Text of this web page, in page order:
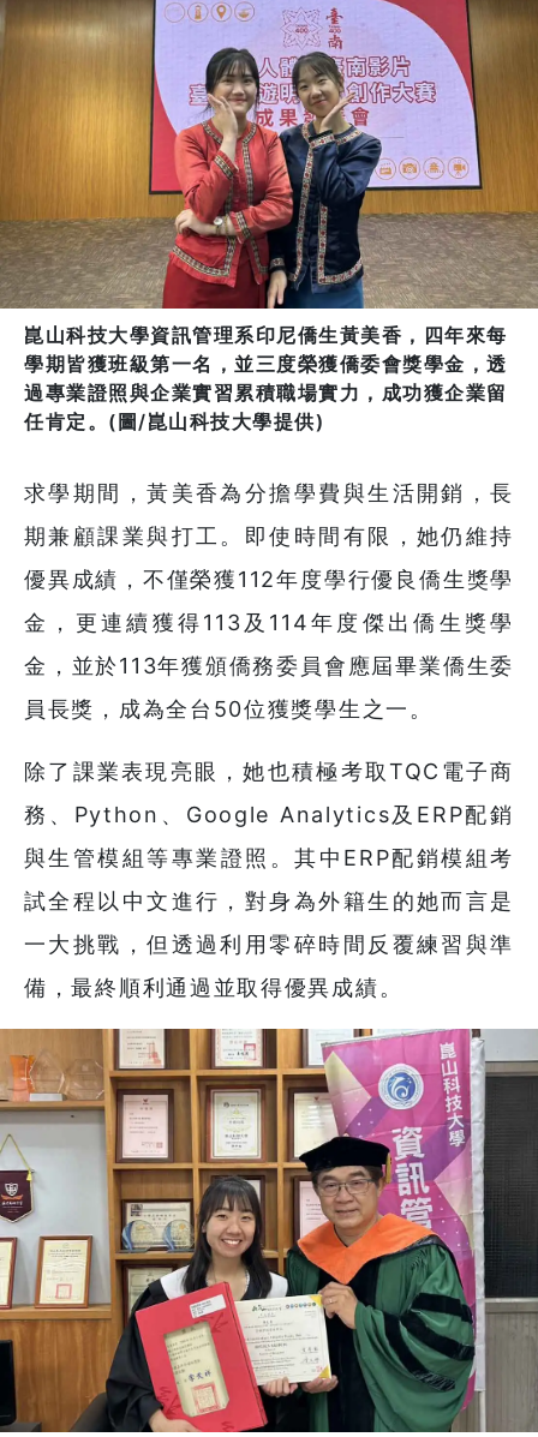
崑山科技大學資訊管理系印尼僑生黃美香，四年來每
學期皆獲班級第一名，並三度榮獲僑委會獎學金，透
過專業證照與企業實習累積職場實力，成功獲企業留
任肯定。(圖/崑山科技大學提供)
求學期間，黃美香為分擔學費與生活開銷，長
期兼顧課業與打工。即使時間有限，她仍維持
優異成績，不僅榮獲112年度學行優良僑生獎學
金，更連續獲得113及114年度傑出僑生獎學
金，並於113年獲頒僑務委員會應屆畢業僑生委
員長獎，成為全台50位獲獎學生之一。
除了課業表現亮眼，她也積極考取TQC電子商
務、Python、Google Analytics及ERP配銷
與生管模組等專業證照。其中ERP配銷模組考
試全程以中文進行，對身為外籍生的她而言是
一大挑戰，但透過利用零碎時間反覆練習與準
備，最終順利通過並取得優異成績。